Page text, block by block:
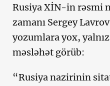
Rusiya XİN-in rəsmi
zamanı Sergey
yozumlara yox,
məsləhət görüb:
“Rusiya nazirinin